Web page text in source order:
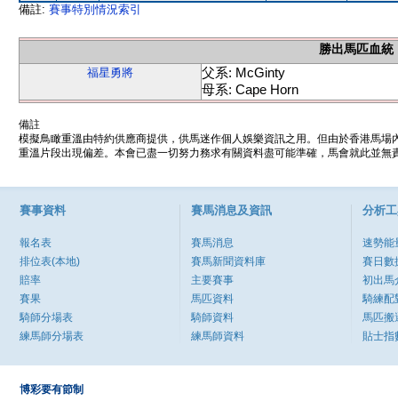
備註: 賽事特別情況索引
勝出馬匹血統
福星勇將
父系: McGinty
母系: Cape Horn
備註
模擬鳥瞰重溫由特約供應商提供，供馬迷作個人娛樂資訊之用。但由於香港馬
重溫片段出現偏差。本會已盡一切努力務求有關資料盡可能準確，馬會就此並
賽事資料
報名表
排位表(本地)
賠率
賽果
騎師分場表
練馬師分場表
賽馬消息及資訊
賽馬消息
賽馬新聞資料庫
主要賽事
馬匹資料
騎師資料
練馬師資料
分析
速勢能
賽日數
初出馬
騎練配
馬匹搬
貼士指
博彩要有節制